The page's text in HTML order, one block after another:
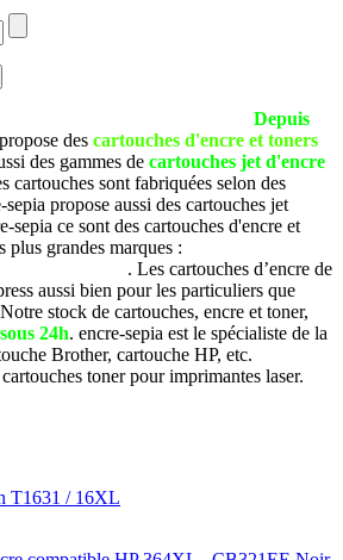
Depuis
des cartouches d'encre et toners
des gammes de cartouches jet d'encre
cartouches sont fabriquées selon des
propose aussi des cartouches jet
sepia ce sont des cartouches d'encre et
plus grandes marques :
. Les cartouches d’encre de
aussi bien pour les particuliers que
stock de cartouches, encre et toner,
sous 24h. encre-sepia est le spécialiste de la
Brother, cartouche HP, etc.
toner pour imprimantes laser.
T1631 / 16XL